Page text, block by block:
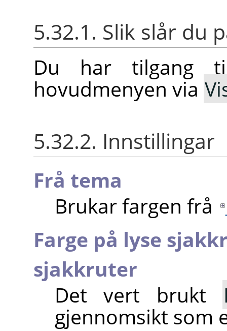
5.32.1. Slik slår du
Du har tilgang
hovudmenyen via
5.32.2. Innstillingar
Frå tema
Brukar fargen frå
Farge på lyse
sjakkruter
Det vert brukt
gjennomsikt som